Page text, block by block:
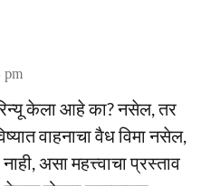
pm
केला आहे का? नसेल, तर
वाहनाचा वैध विमा नसेल,
असा महत्त्वाचा प्रस्ताव